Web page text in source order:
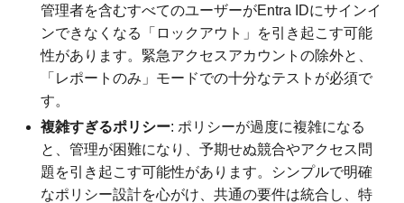
管理者を含むすべてのユーザーがEntra IDにサインイ
ンできなくなる「ロックアウト」を引き起こす可能
性があります。緊急アクセスアカウントの除外と、
「レポートのみ」モードでの十分なテストが必須で
す。
複雑すぎるポリシー: ポリシーが過度に複雑になる
と、管理が困難になり、予期せぬ競合やアクセス問
題を引き起こす可能性があります。シンプルで明確
なポリシー設計を心がけ、共通の要件は統合し、特